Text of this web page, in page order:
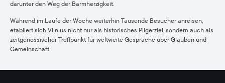
darunter den Weg der Barmherzigkeit.
Während im Laufe der Woche weiterhin Tausende Besucher anreisen,
etabliert sich Vilnius nicht nur als historisches Pilgerziel, sondern auch als
zeitgenössischer Treffpunkt für weltweite Gespräche über Glauben und
Gemeinschaft.